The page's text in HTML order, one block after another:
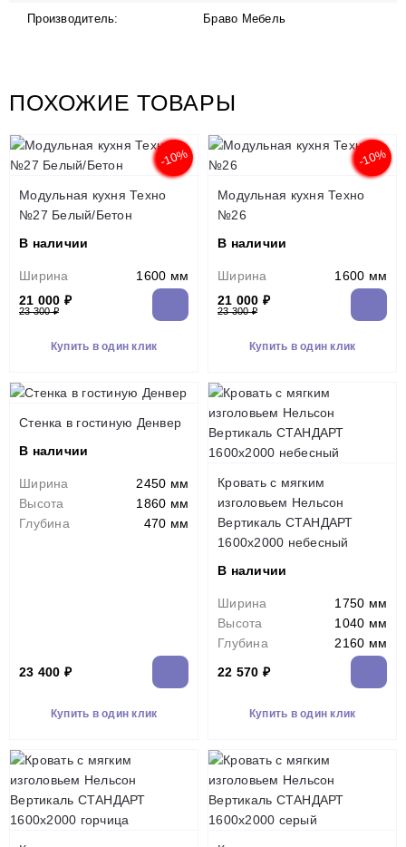
Производитель: Браво Мебель
ПОХОЖИЕ ТОВАРЫ
-10%
Модульная кухня Техно
№27 Белый/Бетон
В наличии
Ширина
1600 мм
21 000 ₽
23 300 ₽
Купить в один клик
-10%
Модульная кухня Техно
№26
В наличии
Ширина
1600 мм
21 000 ₽
23 300 ₽
Купить в один клик
Стенка в гостиную Денвер
В наличии
Ширина
2450 мм
Высота
1860 мм
Глубина
470 мм
23 400 ₽
Купить в один клик
Кровать с мягким
изголовьем Нельсон
Вертикаль СТАНДАРТ
1600х2000 небесный
В наличии
Ширина
1750 мм
Высота
1040 мм
Глубина
2160 мм
22 570 ₽
Купить в один клик